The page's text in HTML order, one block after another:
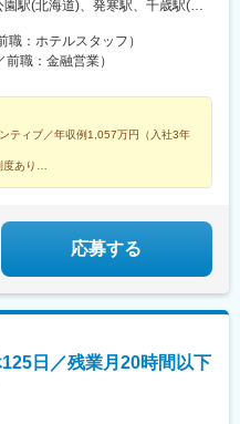
駅(北海道)、発寒駅、千歳駅(北
駅、泉外旭川駅、秋田駅、横手
西袋駅、米沢駅、平野駅(福島
駅、西那須野駅、宇都宮駅、東
小田林駅、県駅、新栃木駅、佐
、赤塚駅、偕楽園駅、古河駅、
原駅(埼玉県)、熊谷駅、北上尾
松山駅、新三郷駅、浦和駅、武
丘駅、若葉駅、南越谷駅、飯岡
井駅、初石駅、新松戸駅、東海
蔵小金井駅、北綾瀬駅、北八王
駅、百合ケ丘駅、たまプラーザ
、二俣川駅、古淵駅、八丁畷
沼駅、海老名駅(相鉄・小田急)、
：ホテルスタッフ）
職：金融営業）
ティブ／年収例1,057万円（入社3年
あり
、あなたの提案をバックアップしま
応募する
日／残業月20時間以下